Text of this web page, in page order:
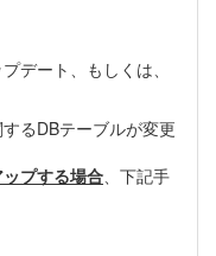
デート、もしくは、
るDBテーブルが変更
プする場合 、下記手